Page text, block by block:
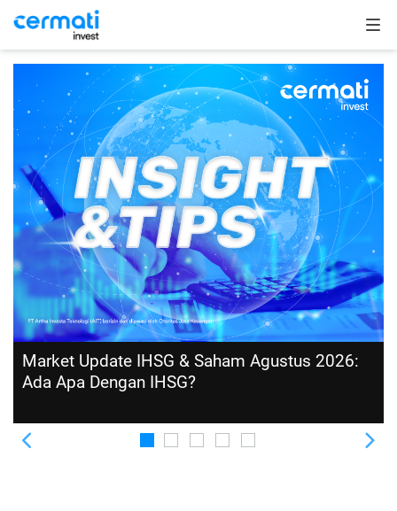
Market Update IHSG & Saham Agustus 2026:
Ada Apa Dengan IHSG?
Modus Penipuan Silent Call yang Bisa Menjadi